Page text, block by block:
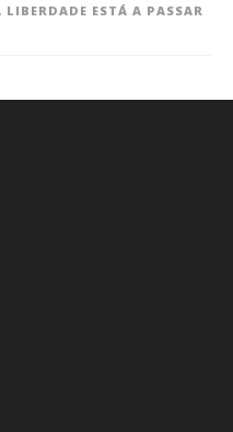
ESTÁ A PASSAR